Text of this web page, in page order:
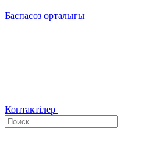
Баспасөз орталығы
Контактілер